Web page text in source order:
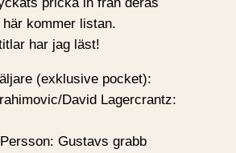
kommer listan.
har jag läst!
(exklusive pocket):
David Lagercrantz:
Gustavs grabb